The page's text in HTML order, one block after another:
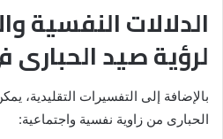
الدلالات النفسية
لرؤية صيد الحبارى
بالإضافة إلى التفسيرات التقليدية،
الحبارى من زاوية نفسية واجتماعية: